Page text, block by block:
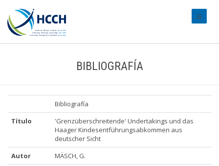
BIBLIOGRAFÍA
Bibliografía
Título
'Grenzüberschreitende' Undertakings und das
Haager Kindesentführungsabkommen aus
deutscher Sicht
Autor
MÄSCH, G.